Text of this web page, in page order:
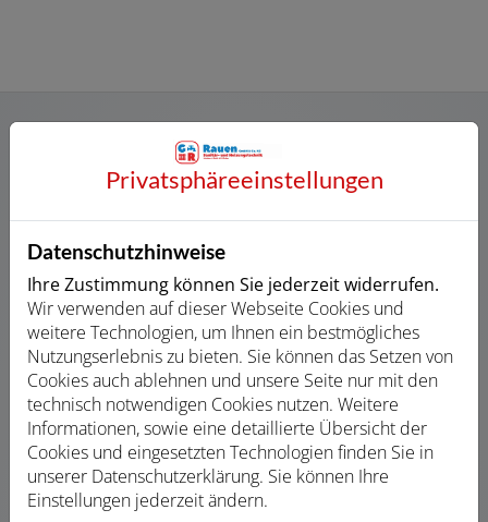
Ihre Vorteile
Individuelle Planung und persönliche Beratung
Wir sprechen mit Ihnen über Ihre Vorstellungen
und Wünsche
Wir prüfen für Sie die Voraussetzungen für einen
Umstieg von Öl auf Gas
Sie bekommen eine transparente Kostenaufstellung
und Beratung
Privatsphäre­einstellungen
Datenschutzhinweise
Ihre Zustimmung können Sie jederzeit widerrufen.
Wir verwenden auf dieser Webseite Cookies und
weitere Technologien, um Ihnen ein bestmögliches
Nutzungserlebnis zu bieten. Sie können das Setzen von
Cookies auch ablehnen und unsere Seite nur mit den
technisch notwendigen Cookies nutzen. Weitere
Informationen, sowie eine detaillierte Übersicht der
Cookies und eingesetzten Technologien finden Sie in
unserer Datenschutzerklärung. Sie können Ihre
Einstellungen jederzeit ändern.